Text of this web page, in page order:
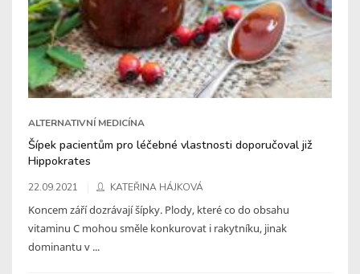
ALTERNATIVNÍ MEDICÍNA
Šípek pacientům pro léčebné vlastnosti doporučoval již
Hippokrates
22.09.2021 KATEŘINA HÁJKOVÁ
Koncem září dozrávají šípky. Plody, které co do obsahu
vitaminu C mohou směle konkurovat i rakytníku, jinak
dominantu v ...